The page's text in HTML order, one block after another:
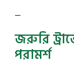
—
জরুরি
পরামর্শ